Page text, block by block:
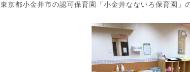
東京都小金井市の認可保育園「小金井なないろ保育園」